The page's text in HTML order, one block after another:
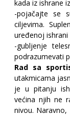
kada iz ishrane
-pojačajte se
ciljevima.
uređenoj ishrani
-gubljenje
podrazumevati
Rad sa
utakmicama
je u pitanju
većina njih ne
nivou.